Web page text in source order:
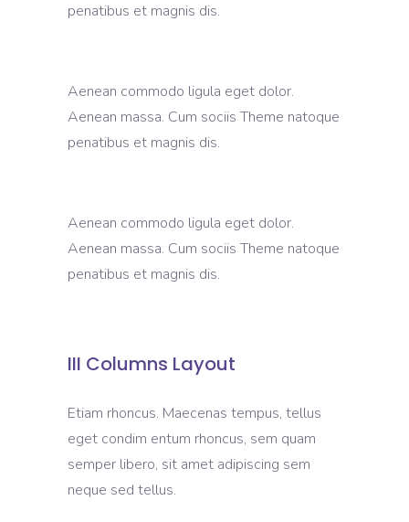
penatibus et magnis dis.
Aenean commodo ligula eget dolor.
Aenean massa. Cum sociis Theme natoque
penatibus et magnis dis.
Aenean commodo ligula eget dolor.
Aenean massa. Cum sociis Theme natoque
penatibus et magnis dis.
III Columns Layout
Etiam rhoncus. Maecenas tempus, tellus
eget condim entum rhoncus, sem quam
semper libero, sit amet adipiscing sem
neque sed tellus.